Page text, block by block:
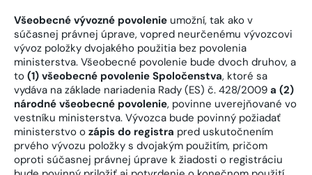
Všeobecné vývozné povolenie umožní, tak ako v
súčasnej právnej úprave, vopred neurčenému vývozcovi
vývoz položky dvojakého použitia bez povolenia
ministerstva. Všeobecné povolenie bude dvoch druhov, a
to (1) všeobecné povolenie Spoločenstva, ktoré sa
vydáva na základe nariadenia Rady (ES) č. 428/2009 a (2)
národné všeobecné povolenie, povinne uverejňované vo
vestníku ministerstva. Vývozca bude povinný požiadať
ministerstvo o zápis do registra pred uskutočnením
prvého vývozu položky s dvojakým použitím, pričom
oproti súčasnej právnej úprave k žiadosti o registráciu